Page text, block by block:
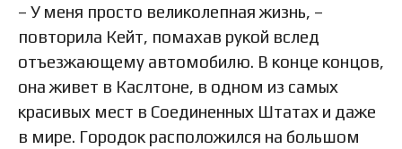
– У меня просто великолепная жизнь, –
повторила Кейт, помахав рукой вслед
отъезжающему автомобилю. В конце концов,
она живет в Каслтоне, в одном из самых
красивых мест в Соединенных Штатах и даже
в мире. Городок расположился на большом